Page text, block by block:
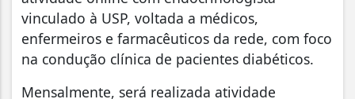
vinculado à USP, voltada a médicos,
enfermeiros e farmacêuticos da rede, com foco
na condução clínica de pacientes diabéticos.
Mensalmente, será realizada atividade